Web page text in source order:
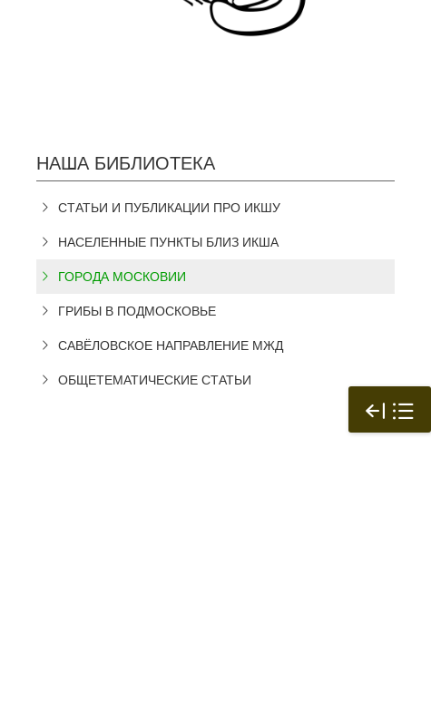
НАША БИБЛИОТЕКА
СТАТЬИ И ПУБЛИКАЦИИ ПРО ИКШУ
НАСЕЛЕННЫЕ ПУНКТЫ БЛИЗ ИКША
ГОРОДА МОСКОВИИ
ГРИБЫ В ПОДМОСКОВЬЕ
САВЁЛОВСКОЕ НАПРАВЛЕНИЕ МЖД
ОБЩЕТЕМАТИЧЕСКИЕ СТАТЬИ